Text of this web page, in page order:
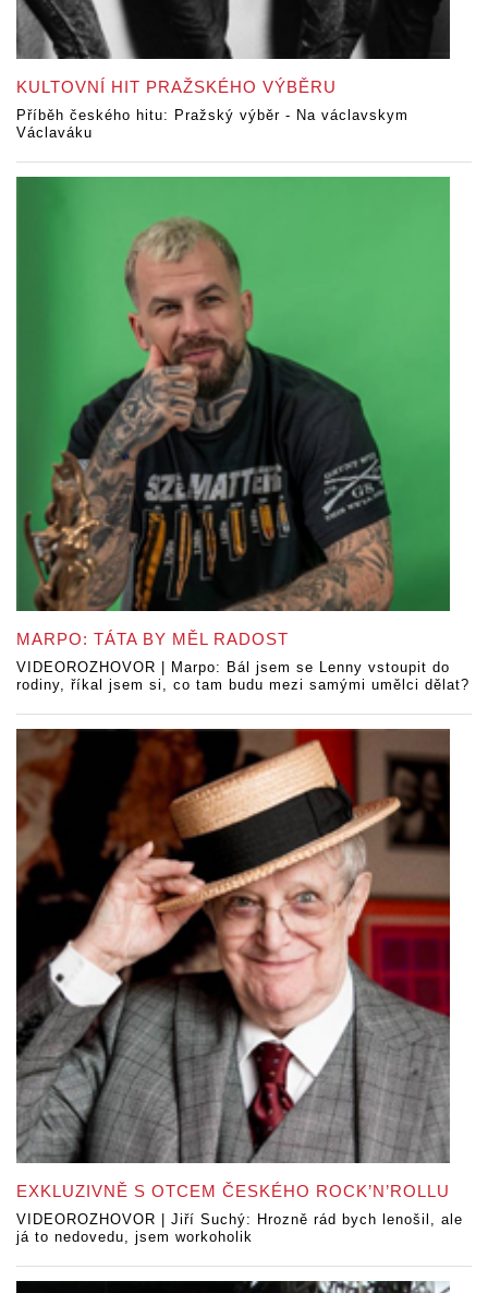
KULTOVNÍ HIT PRAŽSKÉHO VÝBĚRU
Příběh českého hitu: Pražský výběr - Na václavskym
Václaváku
MARPO: TÁTA BY MĚL RADOST
VIDEOROZHOVOR | Marpo: Bál jsem se Lenny vstoupit do
rodiny, říkal jsem si, co tam budu mezi samými umělci dělat?
EXKLUZIVNĚ S OTCEM ČESKÉHO ROCK’N’ROLLU
VIDEOROZHOVOR | Jiří Suchý: Hrozně rád bych lenošil, ale
já to nedovedu, jsem workoholik